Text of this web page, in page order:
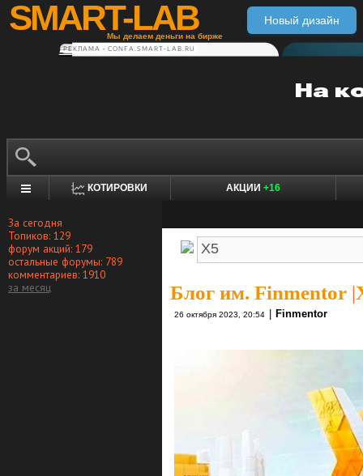
SMART-LAB
Мы делаем деньги на бирже
Новый дизайн
РЕКЛАМА • CONFA.SMART-LAB.RU
КОТИРОВКИ АКЦИИ +16
За сегодня
Топиков: 129
форум акций: 179
остальные форумы: 789
комментариев: 1910
за месяц
Блог им. Finmentor |
26 октября 2023, 20:54 Finmentor